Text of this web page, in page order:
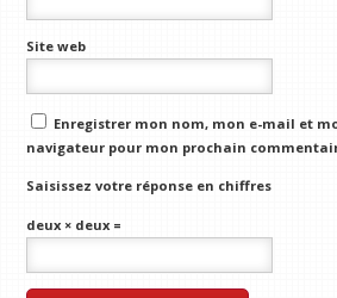
Site web
Enregistrer mon nom, mon e-mail et
navigateur pour mon prochain
Saisissez votre réponse en chiffres
deux × deux =